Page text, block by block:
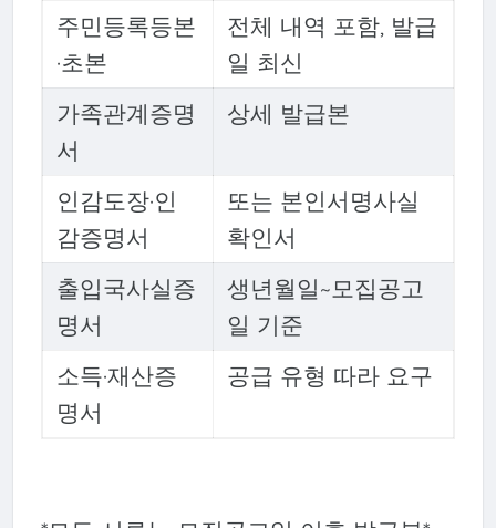
주민등록등본
·초본
전체 내역 포함, 발급
일 최신
가족관계증명
서
상세 발급본
인감도장·인
감증명서
또는 본인서명사실
확인서
출입국사실증
명서
생년월일~모집공고
일 기준
소득·재산증
명서
공급 유형 따라 요구